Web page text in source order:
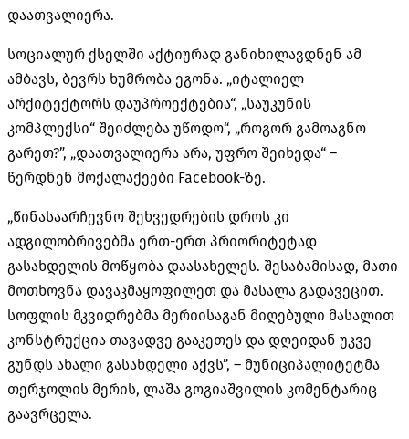
დაათვალიერა.
სოციალურ ქსელში აქტიურად განიხილავდნენ ამ
ამბავს, ბევრს ხუმრობა ეგონა. „იტალიელ
არქიტექტორს დაუპროექტებია“, „საუკუნის
კომპლექსი“ შეიძლება უწოდო“, „როგორ გამოაგნო
გარეთ?”, „დაათვალიერა არა, უფრო შეიხედა“ –
წერდნენ მოქალაქეები Facebook-ზე.
„წინასაარჩევნო შეხვედრების დროს კი
ადგილობრივებმა ერთ-ერთ პრიორიტეტად
გასახდელის მოწყობა დაასახელეს. შესაბამისად, მათი
მოთხოვნა დავაკმაყოფილეთ და მასალა გადავეცით.
სოფლის მკვიდრებმა მერიისაგან მიღებული მასალით
კონსტრუქცია თავადვე გააკეთეს და დღეიდან უკვე
გუნდს ახალი გასახდელი აქვს”, – მუნიციპალიტეტმა
თერჯოლის მერის, ლაშა გოგიაშვილის კომენტარიც
გაავრცელა.